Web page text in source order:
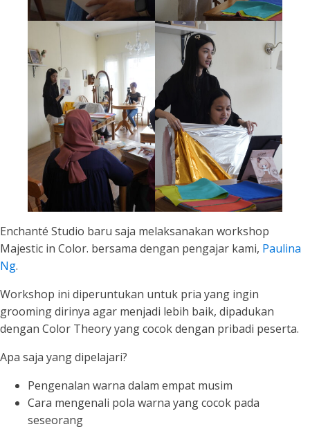
Enchanté Studio baru saja melaksanakan workshop
Majestic in Color. bersama dengan pengajar kami, Paulina
Ng.
Workshop ini diperuntukan untuk pria yang ingin
grooming dirinya agar menjadi lebih baik, dipadukan
dengan Color Theory yang cocok dengan pribadi peserta.
Apa saja yang dipelajari?
Pengenalan warna dalam empat musim
Cara mengenali pola warna yang cocok pada
seseorang